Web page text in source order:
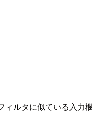
ルタに似ている入